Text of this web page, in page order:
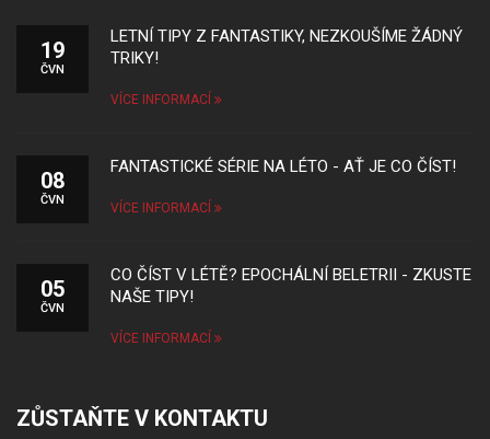
19
ČVN
LETNÍ TIPY Z FANTASTIKY, NEZKOUŠÍME ŽÁDNÝ
TRIKY!
VÍCE INFORMACÍ
08
ČVN
FANTASTICKÉ SÉRIE NA LÉTO - AŤ JE CO ČÍST!
VÍCE INFORMACÍ
05
ČVN
CO ČÍST V LÉTĚ? EPOCHÁLNÍ BELETRII - ZKUSTE
NAŠE TIPY!
VÍCE INFORMACÍ
ZŮSTAŇTE V KONTAKTU